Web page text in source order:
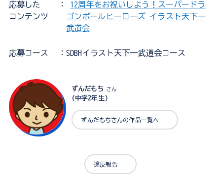
応募した
コンテンツ
： 12周年をお祝いしよう！スーパードラ
ゴンボールヒーローズ イラスト天下一
武道会
応募コース ：SDBHイラスト天下一武道会コース
ずんだもち さん
(中学2年生)
ずんだもちさんの作品一覧へ
違反報告